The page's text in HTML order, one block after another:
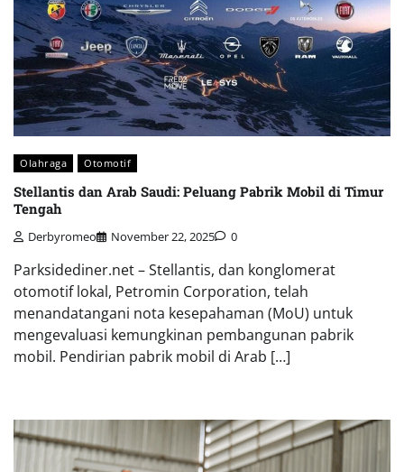
Olahraga Otomotif
Stellantis dan Arab Saudi: Peluang Pabrik Mobil di Timur
Tengah
Derbyromeo November 22, 2025 0
Parksidediner.net – Stellantis, dan konglomerat
otomotif lokal, Petromin Corporation, telah
menandatangani nota kesepahaman (MoU) untuk
mengevaluasi kemungkinan pembangunan pabrik
mobil. Pendirian pabrik mobil di Arab […]